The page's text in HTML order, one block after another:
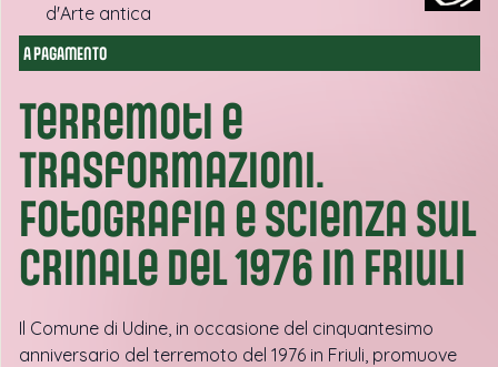
d'Arte antica
A PAGAMENTO
Terremoti e
Trasformazioni.
Fotografia e scienza sul
crinale del 1976 in Friuli
Il Comune di Udine, in occasione del cinquantesimo
anniversario del terremoto del 1976 in Friuli, promuove